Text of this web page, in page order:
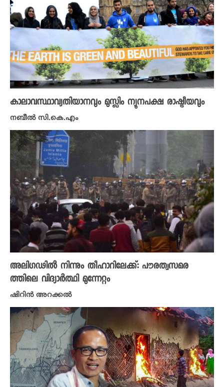
കാലാവസ്ഥാവ്യതിയാനവും മുസ്ലിം ന്യൂനപക്ഷ രാഷ്ട്രീയവും
നബീൽ സി.കെ.എം
അലിഗഢിൽ നിന്നും തീഹാറിലേക്ക്: പൗരത്വസമര
ത്തിലെ വിദ്യാർത്ഥി മുന്നേറ്റം
ഷിറിന്‍ അറക്കല്‍